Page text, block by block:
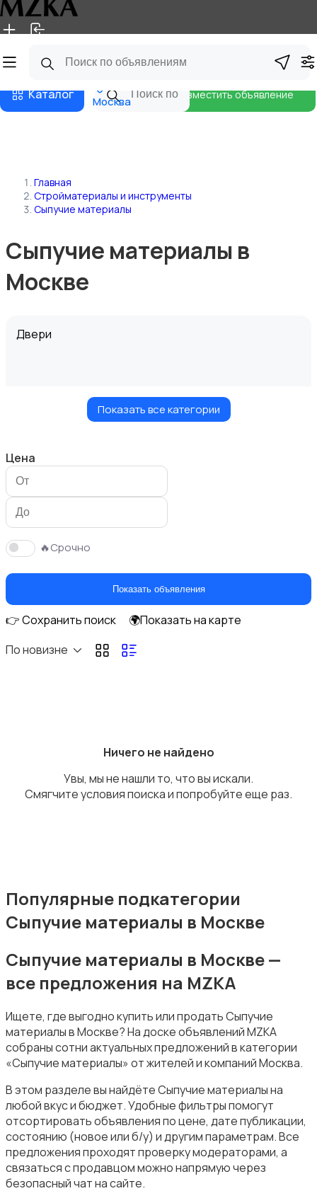
Главная Магазины
Каталог Москва
Разместить объявление
Главная
Стройматериалы и инструменты
Сыпучие материалы
Сыпучие материалы в
Москве
Двери
Окна
Отопление и вентиляция
Стройматериалы
Электрика
Показать все категории
Цена
🔥Срочно
Показать объявления
👉 Сохранить поиск
🌍Показать на карте
По новизне
Ничего не найдено
Увы, мы не нашли то, что вы искали.
Смягчите условия поиска и попробуйте еще раз.
Популярные подкатегории
Сыпучие материалы в Москве
Сыпучие материалы в Москве —
все предложения на MZKA
Ищете, где выгодно купить или продать Сыпучие
материалы в Москве? На доске объявлений MZKA
собраны сотни актуальных предложений в категории
«Сыпучие материалы» от жителей и компаний Москва.
В этом разделе вы найдёте Сыпучие материалы на
любой вкус и бюджет. Удобные фильтры помогут
отсортировать объявления по цене, дате публикации,
состоянию (новое или б/у) и другим параметрам. Все
предложения проходят проверку модераторами, а
связаться с продавцом можно напрямую через
безопасный чат на сайте.